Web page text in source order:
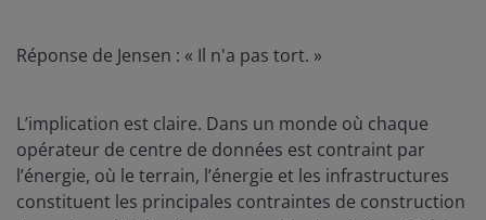
Réponse de Jensen : « Il n'a pas tort. »
L’implication est claire. Dans un monde où chaque
opérateur de centre de données est contraint par
l’énergie, où le terrain, l’énergie et les infrastructures
constituent les principales contraintes de construction